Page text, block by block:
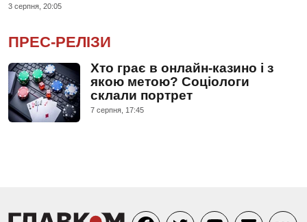
3 серпня, 20:05
ПРЕС-РЕЛІЗИ
Хто грає в онлайн-казино і з
якою метою? Соціологи
склали портрет
7 серпня, 17:45